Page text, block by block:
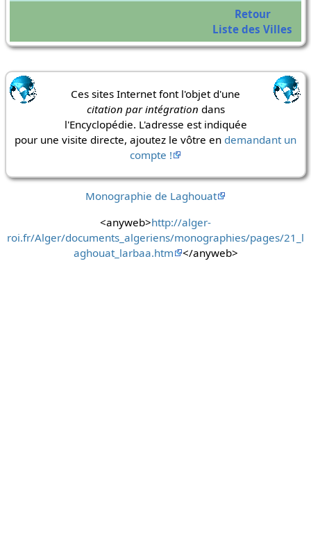
Retour
Liste des Villes
Ces sites Internet font l'objet d'une
citation par intégration dans
l'Encyclopédie. L'adresse est indiquée
pour une visite directe, ajoutez le vôtre en demandant un
compte !
Monographie de Laghouat
<anyweb>http://alger-
roi.fr/Alger/documents_algeriens/monographies/pages/21_l
aghouat_larbaa.htm
</anyweb>